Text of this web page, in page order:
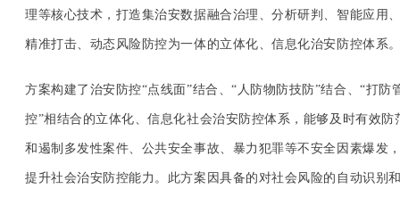
理等核心技术，打造集治安数据融合治理、分析研判、智能应用
精准打击、动态风险防控为一体的立体化、信息化治安防控体系
方案构建了治安防控“点线面”结合、“人防物防技防”结合、“打防
控”相结合的立体化、信息化社会治安防控体系，能够及时有效防
和遏制多发性案件、公共安全事故、暴力犯罪等不安全因素爆发
提升社会治安防控能力。此方案因具备的对社会风险的自动识别